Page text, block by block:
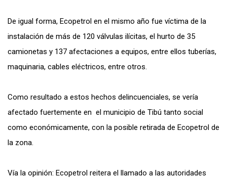
De igual forma, Ecopetrol en el mismo año fue víctima de la
instalación de más de 120 válvulas ilícitas, el hurto de 35
camionetas y 137 afectaciones a equipos, entre ellos tuberías,
maquinaria, cables eléctricos, entre otros.
Como resultado a estos hechos delincuenciales, se vería
afectado fuertemente en el municipio de Tibú tanto social
como económicamente, con la posible retirada de Ecopetrol de
la zona.
Vía la opinión: Ecopetrol reitera el llamado a las autoridades